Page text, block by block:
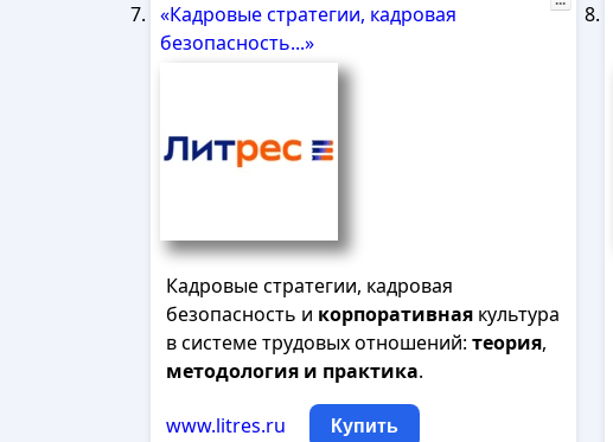
«Кадровые стратегии, кадровая
безопасность...»
Кадровые стратегии, кадровая
безопасность и корпоративная культура
в системе трудовых отношений: теория,
методология и практика.
www.litres.ru Купить